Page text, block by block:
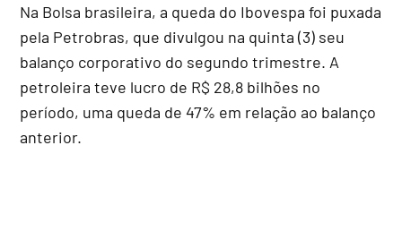
Na Bolsa brasileira, a queda do Ibovespa foi puxada
pela Petrobras, que divulgou na quinta (3) seu
balanço corporativo do segundo trimestre. A
petroleira teve lucro de R$ 28,8 bilhões no
período, uma queda de 47% em relação ao balanço
anterior.